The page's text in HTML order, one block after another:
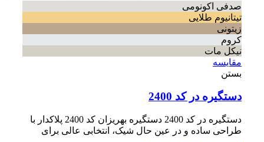
صدفی اکونومی
تیتانیوم طلایی
زیتونی
کروم
نیکل مات
مقایسه
بستن
دستگیره در کد 2400
دستگیره در کد 2400 دستگیره بهریزان کد 2400 پلاکدار با
طراحی ساده و در عین حال شیک، انتخابی عالی برای